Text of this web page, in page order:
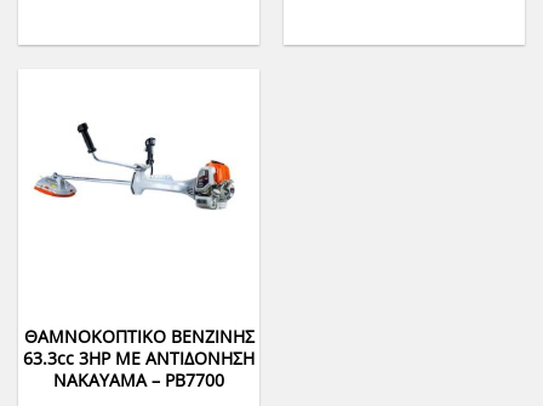
ΘΑΜΝΟΚΟΠΤΙΚΟ ΒΕΝΖΙΝΗΣ
63.3cc 3HP ΜΕ ΑΝΤΙΔΟΝΗΣΗ
NAKAYAMA – PB7700